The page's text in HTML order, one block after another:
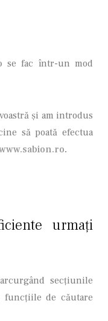
se fac într-un mod
şi am introdus
să poată efectua
.
urmați
secţiunile
funcţiile de căutare